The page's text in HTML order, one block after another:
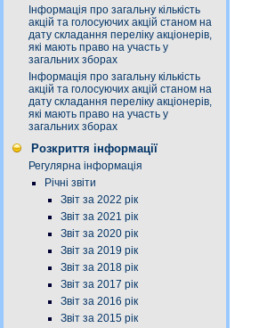
Інформація про загальну кількість
акцій та голосуючих акцій станом на
дату складання переліку акціонерів,
які мають право на участь у
загальних зборах
Інформація про загальну кількість
акцій та голосуючих акцій станом на
дату складання переліку акціонерів,
які мають право на участь у
загальних зборах
Розкриття інформації
Регулярна інформація
Річні звіти
Звіт за 2022 рік
Звіт за 2021 рік
Звіт за 2020 рік
Звіт за 2019 рік
Звіт за 2018 рік
Звіт за 2017 рік
Звіт за 2016 рік
Звіт за 2015 рік